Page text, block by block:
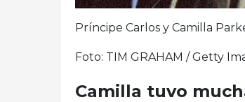
Príncipe Carlos y Camilla
Foto: TIM GRAHAM / Getty
Camilla tuvo